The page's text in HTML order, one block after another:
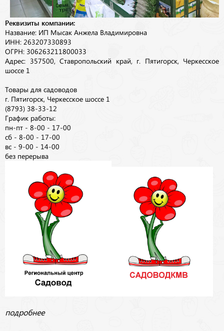
Реквизиты компании:
Название: ИП Мысак Анжела Владимировна
ИНН: 263207330893
ОГРН: 306263211800033
Адрес: 357500, Ставропольский край, г. Пятигорск, Черкесское
шоссе 1
Товары для садоводов
г. Пятигорск, Черкесское шоссе 1
(8793) 38-33-12
График работы:
пн-пт - 8-00 - 17-00
сб - 8-00 - 17-00
вс - 9-00 - 14-00
без перерыва
подробнее